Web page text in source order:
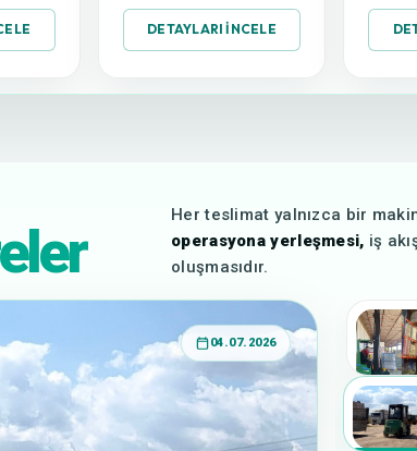
DETAYLARI İNCELE
Her teslimat yalnızca bir
operasyona yerleşmesi, iş
oluşmasıdır.
04.07.2026